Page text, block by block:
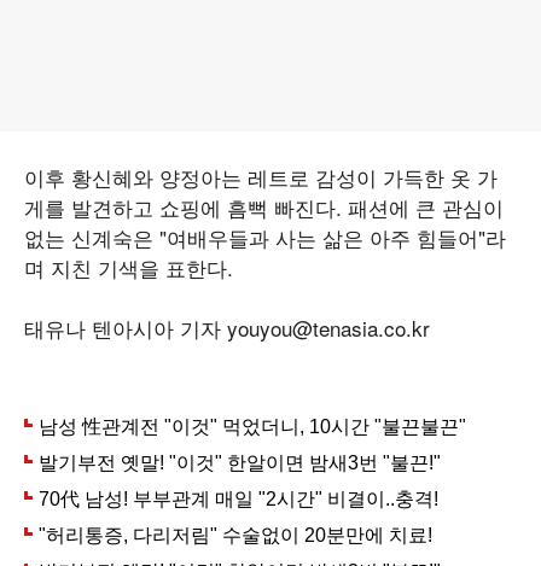
이후 황신혜와 양정아는 레트로 감성이 가득한 옷 가
게를 발견하고 쇼핑에 흠뻑 빠진다. 패션에 큰 관심이
없는 신계숙은 "여배우들과 사는 삶은 아주 힘들어"라
며 지친 기색을 표한다.
태유나 텐아시아 기자 youyou@tenasia.co.kr